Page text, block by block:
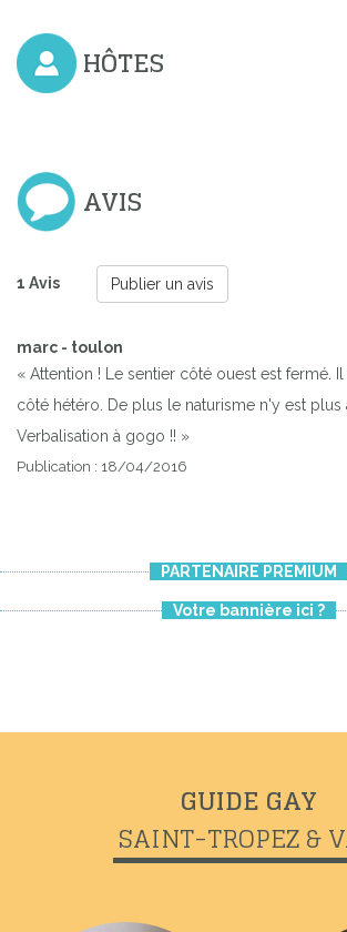
PLAGE DU MONACO
HÔTES
AVIS
1 Avis Publier un avis
marc - toulon
« Attention ! Le sentier côté ouest est fermé.
côté hétéro. De plus le naturisme n'y est plus
Verbalisation à gogo !! »
Publication : 18/04/2016
PARTENAIRE PREMIUM
Votre bannière ici ?
GUIDE GAY
SAINT-TROPEZ &